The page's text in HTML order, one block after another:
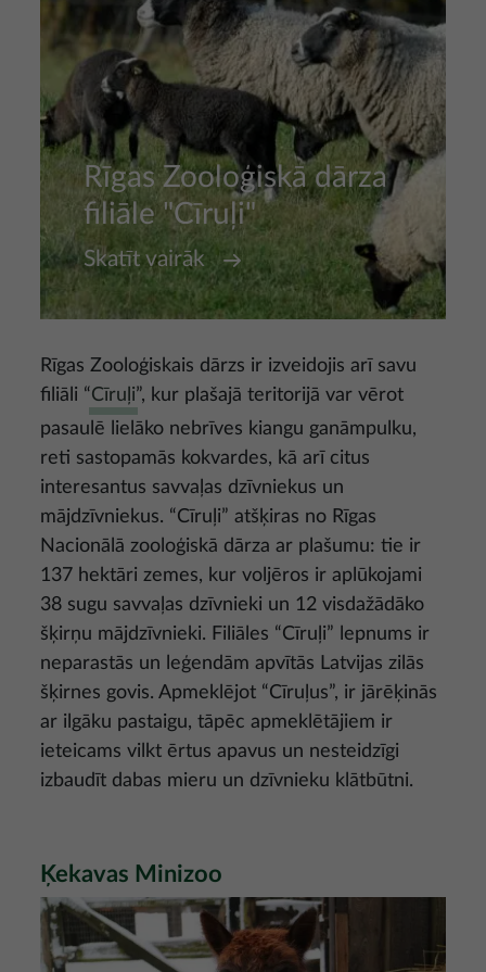
Rīgas Zooloģiskā dārza
filiāle "Cīruļi"
Skatīt vairāk
Rīgas Zooloģiskais dārzs ir izveidojis arī savu
filiāli “Cīruļi”, kur plašajā teritorijā var vērot
pasaulē lielāko nebrīves kiangu ganāmpulku,
reti sastopamās kokvardes, kā arī citus
interesantus savvaļas dzīvniekus un
mājdzīvniekus. “Cīruļi” atšķiras no Rīgas
Nacionālā zooloģiskā dārza ar plašumu: tie ir
137 hektāri zemes, kur voljēros ir aplūkojami
38 sugu savvaļas dzīvnieki un 12 visdažādāko
šķirņu mājdzīvnieki. Filiāles “Cīruļi” lepnums ir
neparastās un leģendām apvītās Latvijas zilās
šķirnes govis. Apmeklējot “Cīruļus”, ir jārēķinās
ar ilgāku pastaigu, tāpēc apmeklētājiem ir
ieteicams vilkt ērtus apavus un nesteidzīgi
izbaudīt dabas mieru un dzīvnieku klātbūtni.
Ķekavas Minizoo
Attēls